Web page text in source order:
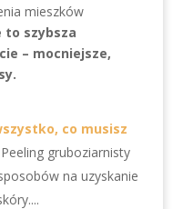
mieszków
to szybsza
– mocniejsze,
co musisz
Peeling gruboziarnisty
na uzyskanie